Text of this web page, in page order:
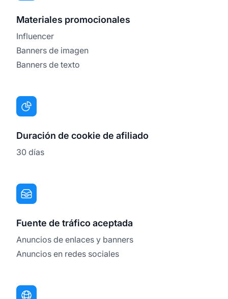
Materiales promocionales
Influencer
Banners de imagen
Banners de texto
Duración de cookie de afiliado
30 días
Fuente de tráfico aceptada
Anuncios de enlaces y banners
Anuncios en redes sociales